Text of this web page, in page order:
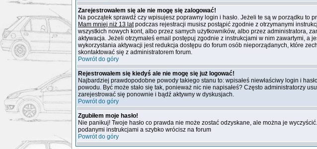
Zarejestrowałem się ale nie mogę się zalogować!
Na początek sprawdź czy wpisujesz poprawny login i hasło. Jeżeli te są w porządku to
Mam mniej niż 13 latpodczas rejestracji musisz postąpić zgodnie z otrzymanymi
wszystkich nowych kont, albo przez samych użytkowników, albo przez administratora,
aktywacja. Jeżeli otrzymałeś email postępuj zgodnie z instrukcjami w nim zawartymi, a
wykorzystania aktywacji jest redukcja dostępu do forum osób nieporządanych, które
skontaktować się z administratorem forum.
Powrót do góry
Rejestrowałem się kiedyś ale nie mogę się już logować!
Najbardziej prawdopodobne powody takiego stanu to: wpisałeś niewłaściwy login i
powodu. Być może stało się tak, ponieważ nic nie napisałeś? Często administratorzy
zarejestrować się ponownie i bądź aktywny w dyskusjach.
Powrót do góry
Zgubiłem moje hasło!
Nie panikuj! Twoje hasło co prawda nie może zostać odzyskane, ale można je
podanymi instrukcjami a szybko wrócisz na forum
Powrót do góry